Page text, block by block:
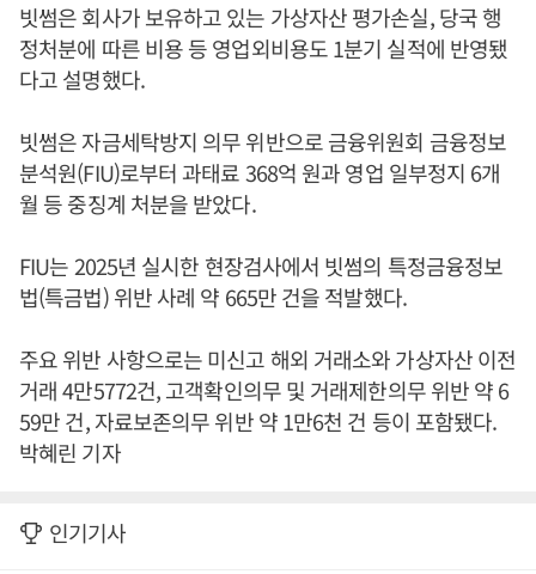
빗썸은 회사가 보유하고 있는 가상자산 평가손실, 당국 행
정처분에 따른 비용 등 영업외비용도 1분기 실적에 반영됐
다고 설명했다.
빗썸은 자금세탁방지 의무 위반으로 금융위원회 금융정보
분석원(FIU)로부터 과태료 368억 원과 영업 일부정지 6개
월 등 중징계 처분을 받았다.
FIU는 2025년 실시한 현장검사에서 빗썸의 특정금융정보
법(특금법) 위반 사례 약 665만 건을 적발했다.
주요 위반 사항으로는 미신고 해외 거래소와 가상자산 이전
거래 4만5772건, 고객확인의무 및 거래제한의무 위반 약 6
59만 건, 자료보존의무 위반 약 1만6천 건 등이 포함됐다.
박혜린 기자
인기기사